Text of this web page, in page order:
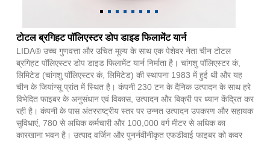
टोटल ब्रगिहट पॉलिएस्टर डोप डाइड फिलामेंट यार्न
LIDA® उच्च गुणवत्ता और उचित मूल्य के साथ एक पेशेवर नेता चीन टोटल
ब्रगिहट पॉलिएस्टर डोप डाइड फिलामेंट यार्न निर्माता है। चांगशु पॉलिएस्टर कं,
लिमिटेड (चांगशु पॉलिएस्टर कं, लिमिटेड) की स्थापना 1983 में हुई थी और यह
चीन के जियांग्सू प्रांत में स्थित है। कंपनी 230 टन के दैनिक उत्पादन के साथ हरे
विभेदित फाइबर के अनुसंधान एवं विकास, उत्पादन और बिक्री पर ध्यान केंद्रित कर
रही है। कंपनी के पास अंतरराष्ट्रीय स्तर पर उन्नत उत्पादन उपकरण और सहायक
सुविधाएं, 780 से अधिक कर्मचारी और 100,000 वर्ग मीटर से अधिक का
कारखाना भवन है। उत्पाद वर्जिन और पुनर्नवीनीकृत एफडीवाई फाइबर को कवर